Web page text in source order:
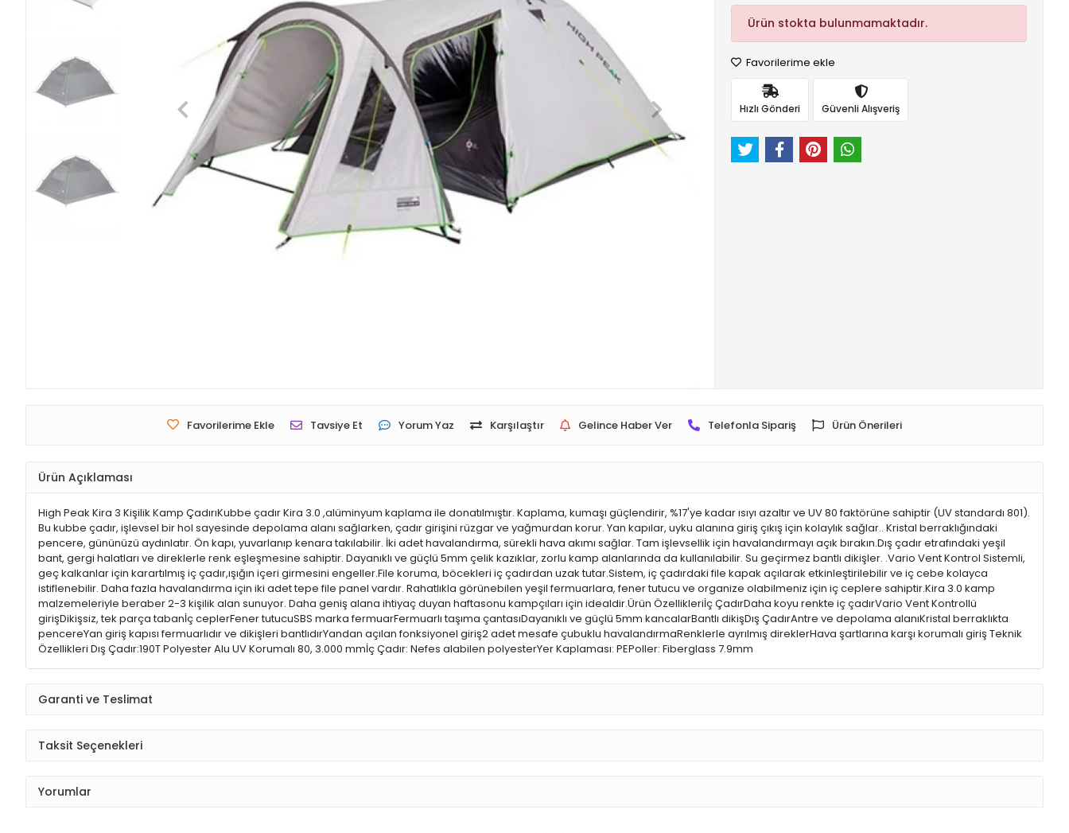
Ürün stokta bulunmamaktadır.
Favorilerime ekle
Hızlı Gönderi Güvenli Alışveriş
Favorilerime Ekle Tavsiye Et Yorum Yaz Karşılaştır Gelince Haber Ver Telefonla Sipariş Ürün Önerileri
Ürün Açıklaması
High Peak Kira 3 Kişilik Kamp ÇadırıKubbe çadır Kira 3.0 ,alüminyum kaplama ile donatılmıştır. Kaplama, kumaşı güçlendirir, %17'ye kadar ısıyı azaltır ve UV 80 faktörüne sahiptir (UV standardı 801).
Bu kubbe çadır, işlevsel bir hol sayesinde depolama alanı sağlarken, çadır girişini rüzgar ve yağmurdan korur. Yan kapılar, uyku alanına giriş çıkış için kolaylık sağlar.. Kristal berraklığındaki
pencere, gününüzü aydınlatır. Ön kapı, yuvarlanıp kenara takılabilir. İki adet havalandırma, sürekli hava akımı sağlar. Tam işlevsellik için havalandırmayı açık bırakın.Dış çadır etrafındaki yeşil
bant, gergi halatları ve direklerle renk eşleşmesine sahiptir. Dayanıklı ve güçlü 5mm çelik kazıklar, zorlu kamp alanlarında da kullanılabilir. Su geçirmez bantlı dikişler. .Vario Vent Kontrol Sistemli,
geç kalkanlar için karartılmış iç çadır,ışığın içeri girmesini engeller.File koruma, böcekleri iç çadırdan uzak tutar.Sistem, iç çadırdaki file kapak açılarak etkinleştirilebilir ve iç cebe kolayca
istiflenebilir. Daha fazla havalandırma için iki adet tepe file panel vardır. Rahatlıkla görünebilen yeşil fermuarlara, fener tutucu ve organize olabilmeniz için iç ceplere sahiptir.Kira 3.0 kamp
malzemeleriyle beraber 2-3 kişilik alan sunuyor. Daha geniş alana ihtiyaç duyan haftasonu kampçıları için idealdir.Ürün Özellikleriİç ÇadırDaha koyu renkte iç çadırVario Vent Kontrollü
girişDikişsiz, tek parça tabanİç ceplerFener tutucuSBS marka fermuarFermuarlı taşıma çantasıDayanıklı ve güçlü 5mm kancalarBantlı dikişDış ÇadırAntre ve depolama alanıKristal berraklıkta
pencereYan giriş kapısı fermuarlıdır ve dikişleri bantlıdırYandan açılan fonksiyonel giriş2 adet mesafe çubuklu havalandırmaRenklerle ayrılmış direklerHava şartlarına karşı korumalı giriş Teknik
Özellikleri Dış Çadır:190T Polyester Alu UV Korumalı 80, 3.000 mmİç Çadır: Nefes alabilen polyesterYer Kaplaması: PEPoller: Fiberglass 7.9mm
Garanti ve Teslimat
Taksit Seçenekleri
Yorumlar